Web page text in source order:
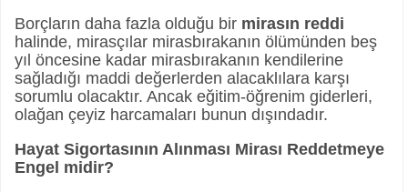
Borçların daha fazla olduğu bir mirasın reddi
halinde, mirasçılar mirasbırakanın ölümünden beş
yıl öncesine kadar mirasbırakanın kendilerine
sağladığı maddi değerlerden alacaklılara karşı
sorumlu olacaktır. Ancak eğitim-öğrenim giderleri,
olağan çeyiz harcamaları bunun dışındadır.
Hayat Sigortasının Alınması Mirası Reddetmeye
Engel midir?